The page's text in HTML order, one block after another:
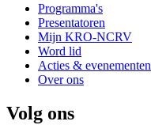
Programma's
Presentatoren
Mijn KRO-NCRV
Word lid
Acties & evenementen
Over ons
Volg ons